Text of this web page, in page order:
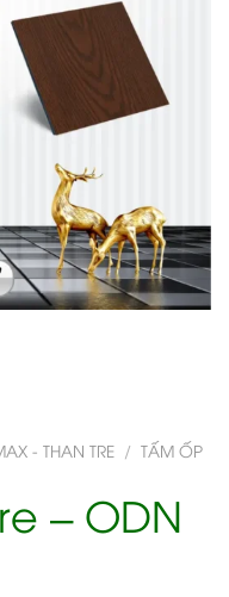
- THAN TRE / TẤM ỐP
– ODN